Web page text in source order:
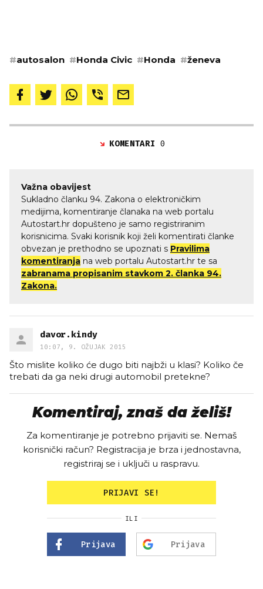
#autosalon #Honda Civic #Honda #ženeva
KOMENTARI0
Važna obavijest
Sukladno članku 94. Zakona o elektroničkim
medijima, komentiranje članaka na web portalu
Autostart.hr dopušteno je samo registriranim
korisnicima. Svaki korisnik koji želi komentirati članke
obvezan je prethodno se upoznati s Pravilima
komentiranja na web portalu Autostart.hr te sa
zabranama propisanim stavkom 2. članka 94.
Zakona.
davor.kindy
10:07, 9. OŽUJAK 2015
Što mislite koliko će dugo biti najbži u klasi? Koliko če
trebati da ga neki drugi automobil pretekne?
Komentiraj, znaš da želiš!
Za komentiranje je potrebno prijaviti se. Nemaš
korisnički račun? Registracija je brza i jednostavna,
registriraj se i uključi u raspravu.
PRIJAVI SE!
ILI
Prijava Prijava